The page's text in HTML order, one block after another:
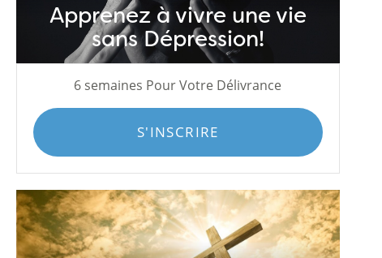
Apprenez à vivre une vie
sans Dépression!
6 semaines Pour Votre Délivrance
S'INSCRIRE